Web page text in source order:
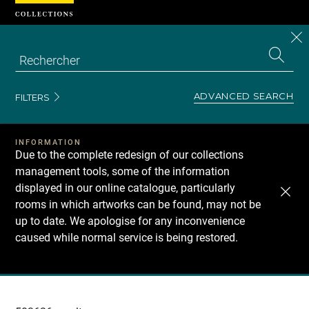
FILTERS ADVANCED SEARCH
INFORMATION
Due to the complete redesign of our collections
management tools, some of the information
displayed in our online catalogue, particularly
rooms in which artworks can be found, may not be
up to date. We apologise for any inconvenience
caused while normal service is being restored.
Recherche
Cookies management panel